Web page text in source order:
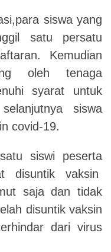
siswa yang
satu persatu
Kemudian
oleh tenaga
syarat untuk
siswa
covid-19.
siswi peserta
disuntik vaksin
saja dan tidak
disuntik vaksin
dari virus